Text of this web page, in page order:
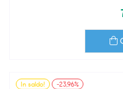
In saldo! -23,96%